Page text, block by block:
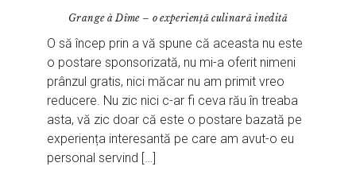
Grange à Dîme – o experiență culinară inedită
O să încep prin a vă spune că aceasta nu este
o postare sponsorizată, nu mi-a oferit nimeni
prânzul gratis, nici măcar nu am primit vreo
reducere. Nu zic nici c-ar fi ceva rău în treaba
asta, vă zic doar că este o postare bazată pe
experiența interesantă pe care am avut-o eu
personal servind […]